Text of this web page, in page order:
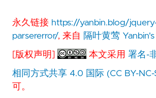
永久链接 https://yanbin.blog/
parsererror/, 来自 隔叶黄莺
[版权声明] 本文采用署名-
相同方式共享 4.0 国际 (CC BY-
可。